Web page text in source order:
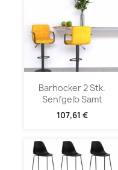
Barhocker 2 Stk.
Senfgelb Samt
107,61 €